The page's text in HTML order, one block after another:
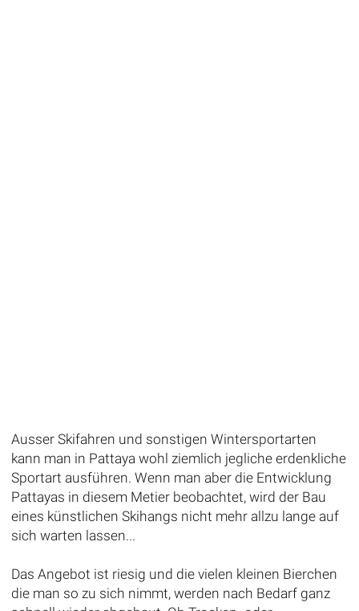
Ausser Skifahren und sonstigen Wintersportarten
kann man in Pattaya wohl ziemlich jegliche erdenkliche
Sportart ausführen. Wenn man aber die Entwicklung
Pattayas in diesem Metier beobachtet, wird der Bau
eines künstlichen Skihangs nicht mehr allzu lange auf
sich warten lassen...
Das Angebot ist riesig und die vielen kleinen Bierchen
die man so zu sich nimmt, werden nach Bedarf ganz